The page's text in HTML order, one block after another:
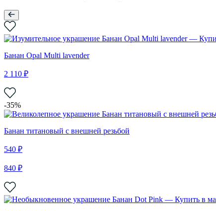
Банан Opal Multi lavender
2 110 ₽
-35%
Банан титановый с внешней резьбой
540 ₽
840 ₽